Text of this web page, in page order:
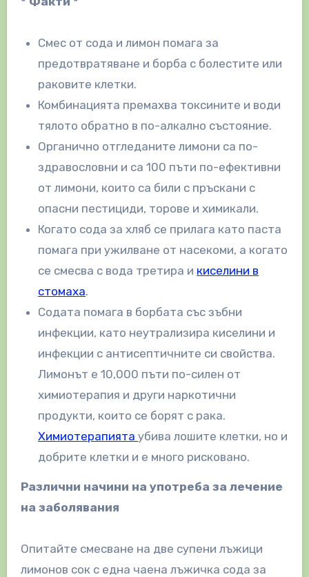
Смес от сода и лимон помага за
предотвратяване и борба с болестите или
раковите клетки.
Комбинацията премахва токсините и води
тялото обратно в по-алкално състояние.
Органично отгледаните лимони са по-
здравословни и са 100 пъти по-ефективни
от лимони, които са били с пръскани с
опасни пестициди, торове и химикали.
Когато сода за хляб се прилага като паста
помага при ужилване от насекоми, а когато
се смесва с вода третира и киселини в
стомаха.
Содата помага в борбата със зъбни
инфекции, като неутрализира киселини и
инфекции с антисептичните си свойства.
Лимонът е 10,000 пъти по-силен от
химиотерапия и други наркотични
продукти, които се борят с рака.
Химиотерапиятаубива лошите клетки, но и
добрите клетки и е много рисковано.
Различни начини на употреба за лечение
на заболявания
Опитайте смесване на две супени лъжици
лимонов сок с една чаена лъжичка сода за